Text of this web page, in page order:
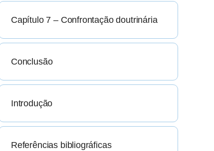
Capítulo 7 – Confrontação doutrinária
Conclusão
Introdução
Referências bibliográficas